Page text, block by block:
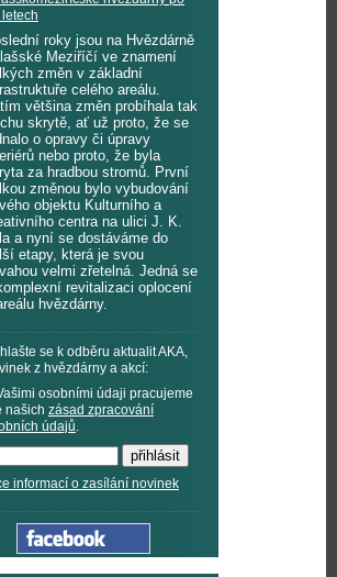
roky jsou na Hvězdárně
Meziříčí ve znamení
změn v základní
celého areálu.
většina změn probíhala tak
skrytě, ať už proto, že se
o opravy či úpravy
nebo proto, že byla
za hradbou stromů. První
změnou bylo vybudování
objektu Kulturního a
centra na ulici J. K.
a nyní se dostáváme do
etapy, která je svou
velmi zřetelná. Jedná se
revitalizaci oplocení
hvězdárny.
se k odběru aktualit AKA,
z hvězdárny a akcí:
osobními údaji pracujeme
našich zásad zpracování
údajů.
informací o zasílání novinek